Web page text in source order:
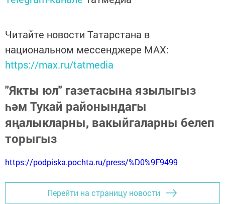
Читайте новости Татарстана в
национальном мессенджере MАХ:
https://max.ru/tatmedia
"Якты юл" газетасына язылыгыз
һәм Тукай районындагы
яңалыкларны, вакыйгаларны белеп
торыгыз
https://podpiska.pochta.ru/press/%D0%9F9499
Перейти на страницу новости